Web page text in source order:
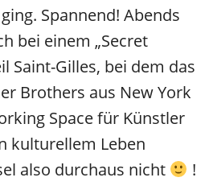
Spannend! Abends
bei einem „Secret
Saint-Gilles, bei dem das
Brothers aus New York
Space für Künstler
kulturellem Leben
also durchaus nicht
!